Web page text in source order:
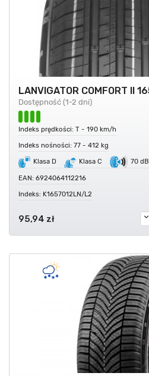
LANVIGATOR COMFORT II
Dostępność (1-2 dni)
Indeks prędkości: T - 190 km/h
Indeks nośności: 77 - 412 kg
Klasa D
Klasa C 70 dB
EAN: 6924064112216
Indeks: K1657012LN/L2
95,94 zł